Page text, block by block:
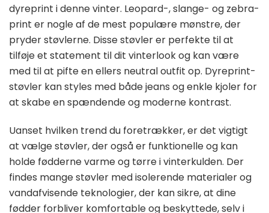
dyreprint i denne vinter. Leopard-, slange- og zebra-
print er nogle af de mest populære mønstre, der
pryder støvlerne. Disse støvler er perfekte til at
tilføje et statement til dit vinterlook og kan være
med til at pifte en ellers neutral outfit op. Dyreprint-
støvler kan styles med både jeans og enkle kjoler for
at skabe en spændende og moderne kontrast.
Uanset hvilken trend du foretrækker, er det vigtigt
at vælge støvler, der også er funktionelle og kan
holde fødderne varme og tørre i vinterkulden. Der
findes mange støvler med isolerende materialer og
vandafvisende teknologier, der kan sikre, at dine
fødder forbliver komfortable og beskyttede, selv i